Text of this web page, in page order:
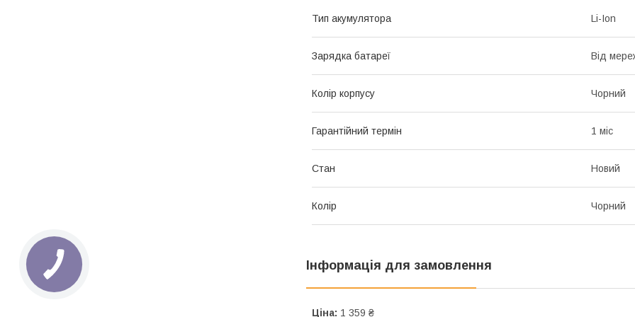
Тип акумулятора Li-Ion
Зарядка батареї Від
Колір корпусу Чорний
Гарантійний термін 1 міс
Стан Новий
Колір Чорний
Інформація для замовлення
Ціна: 1 359 ₴